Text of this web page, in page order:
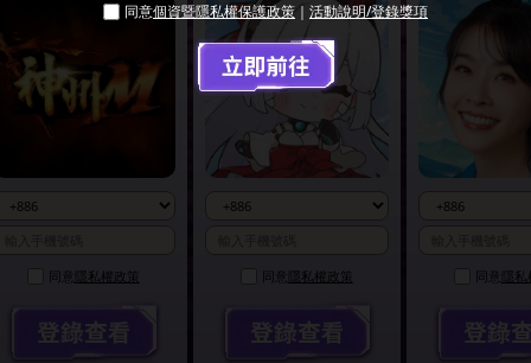
同意個資暨隱私權保護政策 ｜ 活動說明/登錄獎項
同意 隱私權政策 同意 隱私權政策 同意 隱